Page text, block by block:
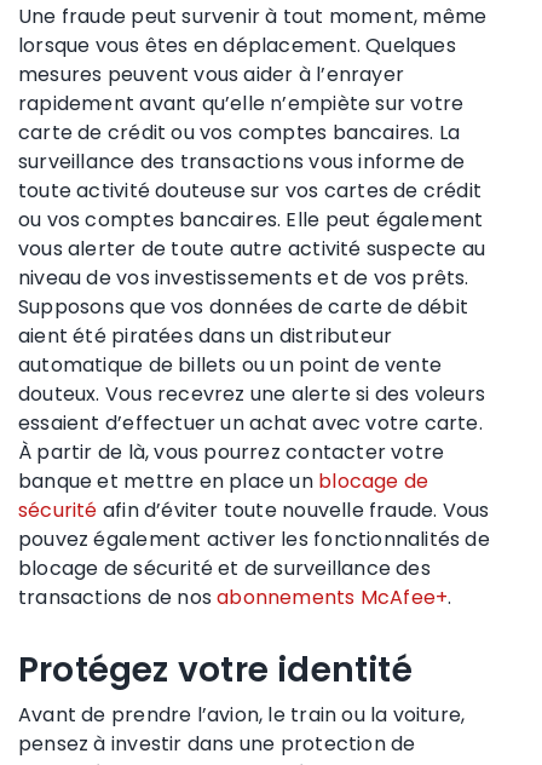
Une fraude peut survenir à tout moment, même
lorsque vous êtes en déplacement. Quelques
mesures peuvent vous aider à l’enrayer
rapidement avant qu’elle n’empiète sur votre
carte de crédit ou vos comptes bancaires. La
surveillance des transactions vous informe de
toute activité douteuse sur vos cartes de crédit
ou vos comptes bancaires. Elle peut également
vous alerter de toute autre activité suspecte au
niveau de vos investissements et de vos prêts.
Supposons que vos données de carte de débit
aient été piratées dans un distributeur
automatique de billets ou un point de vente
douteux. Vous recevrez une alerte si des voleurs
essaient d’effectuer un achat avec votre carte.
À partir de là, vous pourrez contacter votre
banque et mettre en place un blocage de
sécurité afin d’éviter toute nouvelle fraude. Vous
pouvez également activer les fonctionnalités de
blocage de sécurité et de surveillance des
transactions de nosabonnements McAfee+.
Protégez votre identité
Avant de prendre l’avion, le train ou la voiture,
pensez à investir dans une protection de